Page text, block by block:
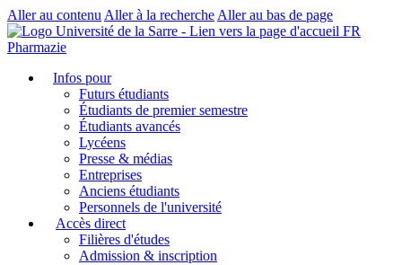
Aller au contenu Aller à la recherche Aller au bas de page
FR
Pharmazie
Infos pour
Futurs étudiants
Étudiants de premier semestre
Étudiants avancés
Lycéens
Presse & médias
Entreprises
Anciens étudiants
Personnels de l'université
Accès direct
Filières d'études
Admission & inscription